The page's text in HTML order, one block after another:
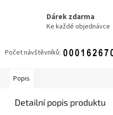
Dárek zdarma
Ke každé objednávce
Počet návštěvníků:
Popis
Detailní popis produktu